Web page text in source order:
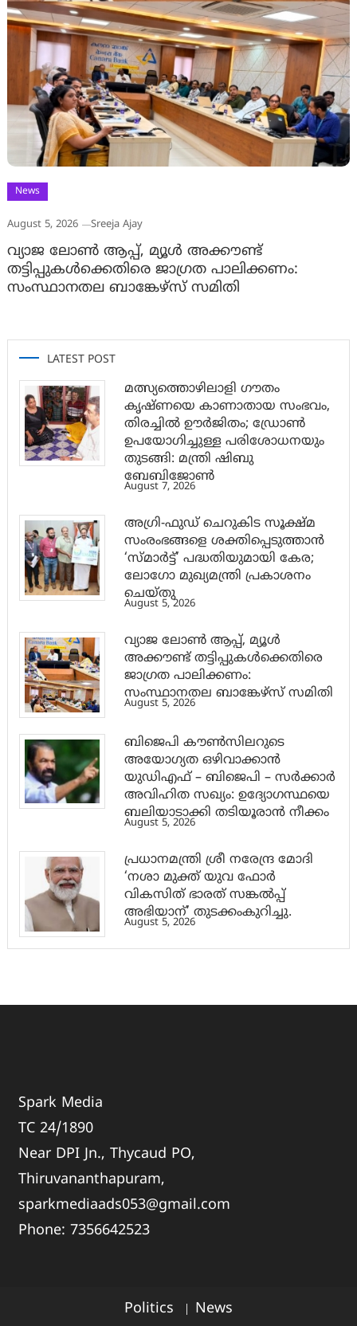
News
August 5, 2026 Sreeja Ajay
വ്യാജ ലോൺ ആപ്പ്, മ്യൂൾ അക്കൗണ്ട്
തട്ടിപ്പുകൾക്കെതിരെ ജാ​ഗ്രത പാലിക്കണം:
സംസ്ഥാനതല ബാങ്കേഴ്സ് സമിതി
LATEST POST
മത്സ്യത്തൊഴിലാളി ഗൗതം
കൃഷ്ണയെ കാണാതായ സംഭവം,
തിരച്ചിൽ ഊർജിതം; ഡ്രോണ്‍
ഉപയോഗിച്ചുള്ള പരിശോധനയും
തുടങ്ങി: മന്ത്രി ഷിബു
ബേബിജോണ്‍
August 7, 2026
അഗ്രി-ഫുഡ് ചെറുകിട സൂക്ഷ്മ
സംരംഭങ്ങളെ ശക്തിപ്പെടുത്താന്‍
‘സ്മാര്‍ട്ട്’ പദ്ധതിയുമായി കേര;
ലോഗോ മുഖ്യമന്ത്രി പ്രകാശനം
ചെയ്തു
August 5, 2026
വ്യാജ ലോൺ ആപ്പ്, മ്യൂൾ
അക്കൗണ്ട് തട്ടിപ്പുകൾക്കെതിരെ
ജാ​ഗ്രത പാലിക്കണം:
സംസ്ഥാനതല ബാങ്കേഴ്സ് സമിതി
August 5, 2026
ബിജെപി കൗൺസിലറുടെ
അയോഗ്യത ഒഴിവാക്കാൻ
യുഡിഎഫ് – ബിജെപി – സർക്കാർ
അവിഹിത സഖ്യം: ഉദ്യോഗസ്ഥയെ
ബലിയാടാക്കി തടിയൂരാൻ നീക്കം
August 5, 2026
പ്രധാനമന്ത്രി ശ്രീ നരേന്ദ്ര മോദി
‘നശാ മുക്ത് യുവ ഫോർ
വികസിത് ഭാരത് സങ്കൽപ്പ്
അഭിയാന്’ തുടക്കംകുറിച്ചു.
August 5, 2026
Spark Media
TC 24/1890
Near DPI Jn., Thycaud PO,
Thiruvananthapuram,
sparkmediaads053@gmail.com
Phone:7356642523
Politics
News